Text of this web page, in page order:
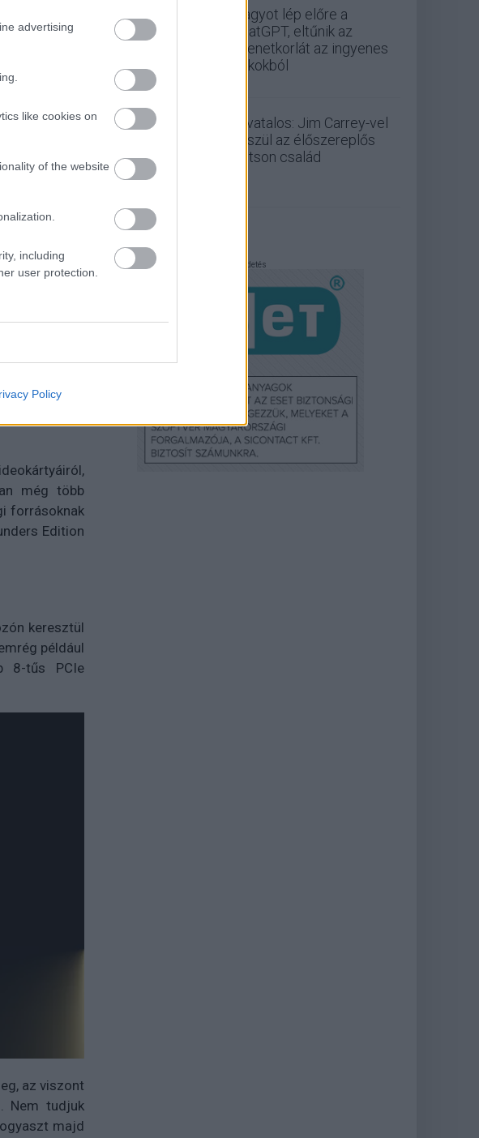
advertising
like cookies on
of the website
including
user protection.
Policy
a
még több
forrásoknak
Edition
keresztül
például
8-tűs PCIe
az viszont
Nem tudjuk
majd
Nagyot lép előre a
ChatGPT, eltűnik az
üzenetkorlát az ingyenes
fiókokból
Hivatalos: Jim Carrey-vel
készül az élőszereplős
Jetson család
Hirdetés